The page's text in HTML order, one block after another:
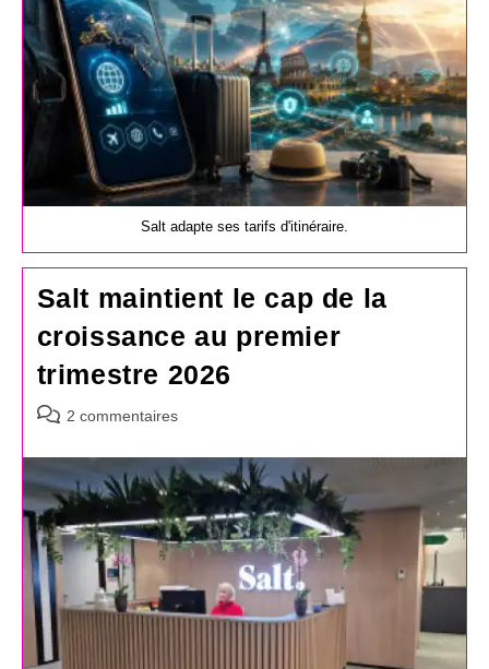
Salt adapte ses tarifs d'itinéraire.
Salt maintient le cap de la
croissance au premier
trimestre 2026
Commentaires
la
publication :
2 commentaires